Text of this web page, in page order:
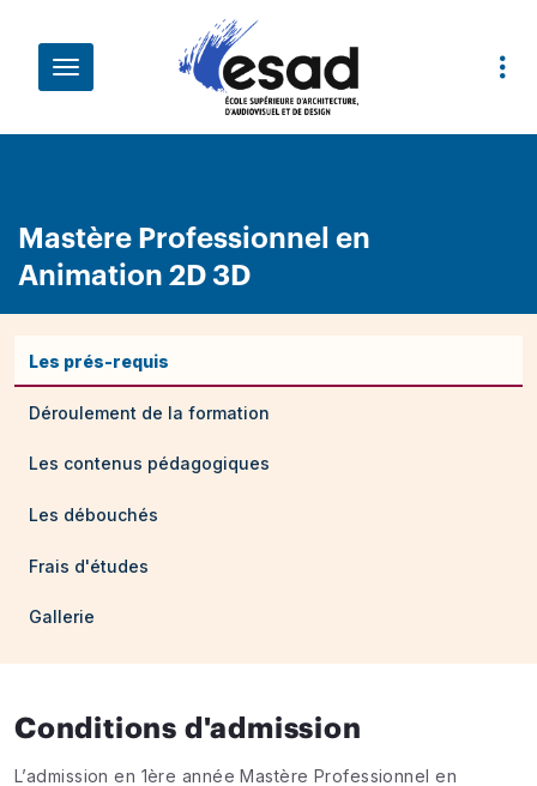
Fil d'Ariane
Mastère Professionnel en
Animation 2D 3D
Les prés-requis
Déroulement de la formation
Les contenus pédagogiques
Les débouchés
Frais d'études
Gallerie
Conditions d'admission
L’admission en 1ère année Mastère Professionnel en